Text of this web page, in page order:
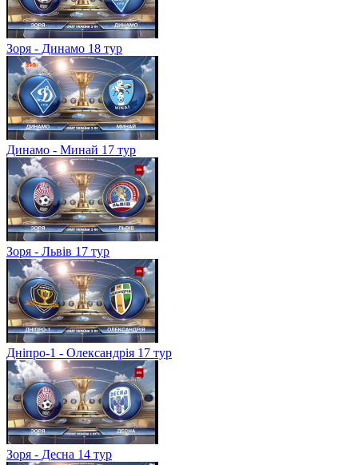
Зоря - Динамо 18 тур
Динамо - Минай 17 тур
Зоря - Львів 17 тур
Дніпро-1 - Олександрія 17 тур
Зоря - Десна 14 тур